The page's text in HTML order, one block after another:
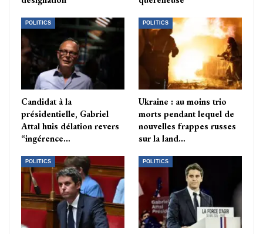
POLITICS
Candidat à la
présidentielle, Gabriel
Attal huis délation revers
“ingérence…
POLITICS
Ukraine : au moins trio
morts pendant lequel de
nouvelles frappes russes
sur la land…
POLITICS POLITICS